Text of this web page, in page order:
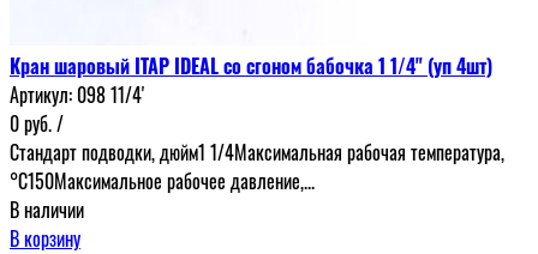
Кран шаровый ITAP IDEAL со сгоном бабочка 1 1/4" (уп 4шт)
Артикул: 098 11/4'
0руб./
Стандарт подводки, дюйм1 1/4Максимальная рабочая температура,
°С150Максимальное рабочее давление,...
В наличии
В корзину